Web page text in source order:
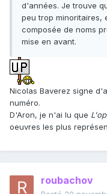
d'années. Je trouve
peu trop minoritaires,
composée de noms
mise en avant.
Nicolas Baverez signe
numéro.
D'Aron, je n'ai lu que
oeuvres les plus
roubachov